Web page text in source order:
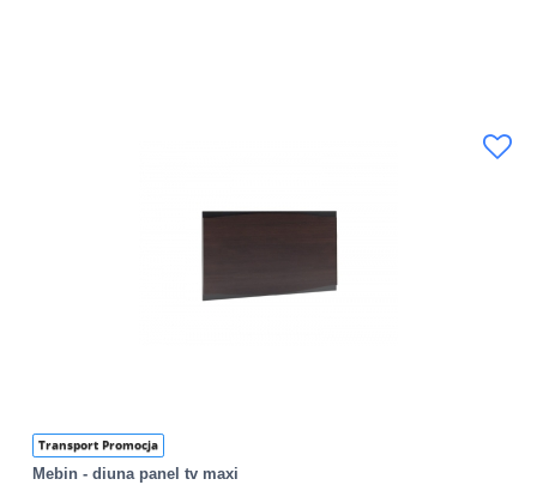
Transport Promocja
Mebin - diuna panel tv maxi